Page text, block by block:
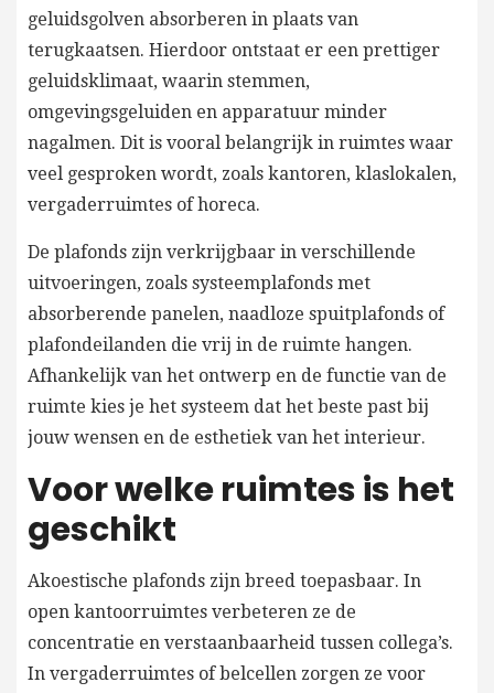
geluidsgolven absorberen in plaats van
terugkaatsen. Hierdoor ontstaat er een prettiger
geluidsklimaat, waarin stemmen,
omgevingsgeluiden en apparatuur minder
nagalmen. Dit is vooral belangrijk in ruimtes waar
veel gesproken wordt, zoals kantoren, klaslokalen,
vergaderruimtes of horeca.
De plafonds zijn verkrijgbaar in verschillende
uitvoeringen, zoals systeemplafonds met
absorberende panelen, naadloze spuitplafonds of
plafondeilanden die vrij in de ruimte hangen.
Afhankelijk van het ontwerp en de functie van de
ruimte kies je het systeem dat het beste past bij
jouw wensen en de esthetiek van het interieur.
Voor welke ruimtes is het
geschikt
Akoestische plafonds zijn breed toepasbaar. In
open kantoorruimtes verbeteren ze de
concentratie en verstaanbaarheid tussen collega’s.
In vergaderruimtes of belcellen zorgen ze voor